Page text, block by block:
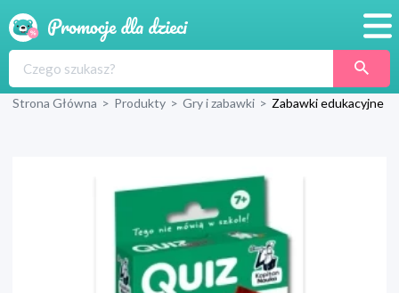
Produkty
Wyprawka
Strona Główna > Produkty > Gry i zabawki > Zabawki edukacyjne